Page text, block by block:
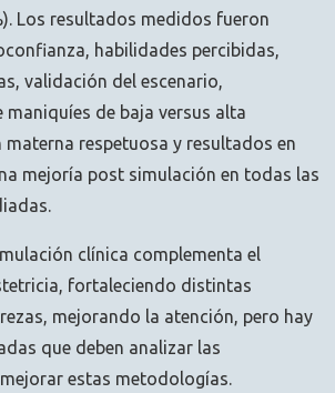
Los resultados medidos fueron
habilidades percibidas,
validación del escenario,
de baja versus alta
respetuosa y resultados en
mejoría post simulación en todas las
clínica complementa el
fortaleciendo distintas
mejorando la atención, pero hay
que deben analizar las
estas metodologías.